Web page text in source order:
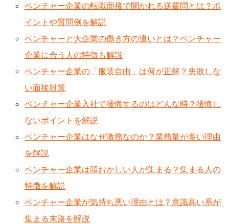
ベンチャー企業の転職面接で聞かれる逆質問とは？ポ
イントや質問例を解説
ベンチャーと大企業の働き方の違いとは？ベンチャー
企業に合う人の特徴も解説
ベンチャー企業の「服装自由」は何が正解？失敗しな
い面接対策
ベンチャー企業入社で後悔するのはどんな時？後悔し
ないポイントを解説
ベンチャー企業はなぜ激務なのか？業務量が多い理由
を解説
ベンチャー企業は頭おかしい人が集まる？集まる人の
特徴を解説
ベンチャー企業が気持ち悪い理由とは？意識高い系が
集まる末路を解説